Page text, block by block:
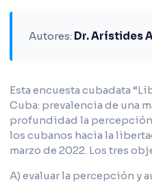
Autores: Dr. Arístides
Esta encuesta cubadata
Cuba: prevalencia de una
profundidad la
los cubanos hacia la
marzo de 2022. Los tres
A) evaluar la percepción y